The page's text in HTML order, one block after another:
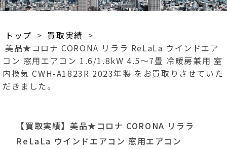
トップ > 買取実績 >
美品★コロナ CORONA リララ ReLaLa ウインドエア
コン 窓用エアコン 1.6/1.8kW 4.5～7畳 冷暖房兼用 室
内換気 CWH-A1823R 2023年製 をお買取りさせていた
だきました。
【買取実績】美品★コロナ CORONA リララ
ReLaLa ウインドエアコン 窓用エアコン